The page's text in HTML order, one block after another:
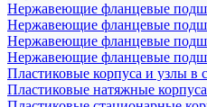
Нержавеющие фланцевые
Нержавеющие фланцевые
Нержавеющие фланцевые
Нержавеющие фланцевые
Пластиковые корпуса и узлы в
Пластиковые натяжные